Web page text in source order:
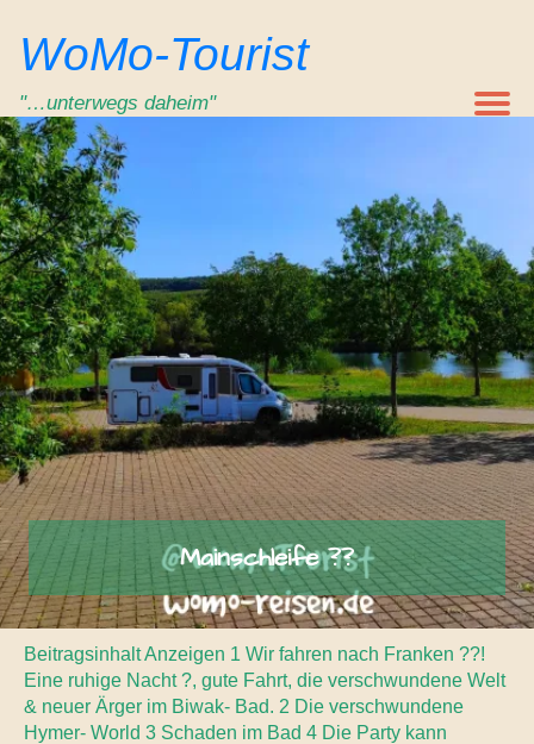
Inhalt
springen
WoMo-Tourist
"…unterwegs daheim"
Mainschleife ??
Beitragsinhalt Anzeigen 1 Wir fahren nach Franken ??!
Eine ruhige Nacht ?, gute Fahrt, die verschwundene Welt
& neuer Ärger im Biwak- Bad. 2 Die verschwundene
Hymer- World 3 Schaden im Bad 4 Die Party kann